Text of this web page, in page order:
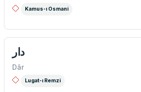
Kamus-ı Osmani
دار
Dâr
Lugat-ı Remzi